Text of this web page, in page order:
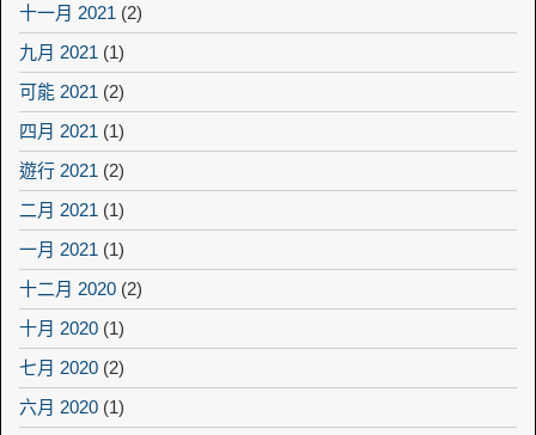
十一月 2021 (2)
九月 2021 (1)
可能 2021 (2)
四月 2021 (1)
遊行 2021 (2)
二月 2021 (1)
一月 2021 (1)
十二月 2020 (2)
十月 2020 (1)
七月 2020 (2)
六月 2020 (1)